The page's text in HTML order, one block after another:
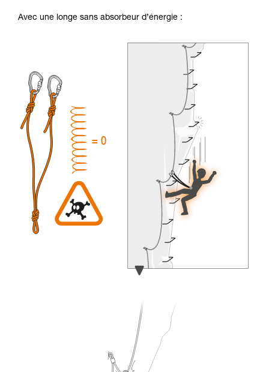
Avec une longe sans absorbeur d’énergie :